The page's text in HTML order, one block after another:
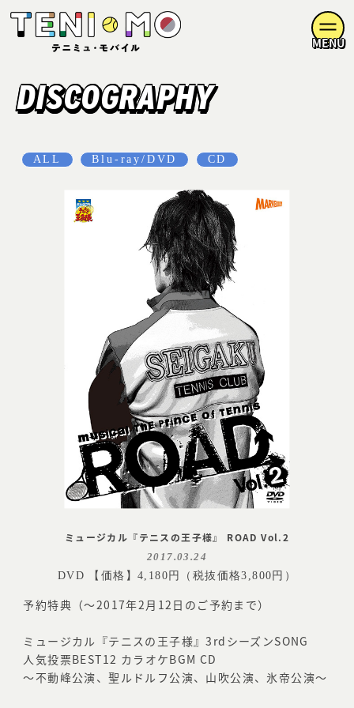
MENU
DISCOGRAPHY
ALL Blu-ray/DVD CD
ミュージカル『テニスの王子様』 ROAD Vol.2
2017.03.24
DVD 【価格】4,180円（税抜価格3,800円）
予約特典（～2017年2月12日のご予約まで）
ミュージカル『テニスの王子様』3rdシーズンSONG
人気投票BEST12 カラオケBGM CD
～不動峰公演、聖ルドルフ公演、山吹公演、氷帝公演～